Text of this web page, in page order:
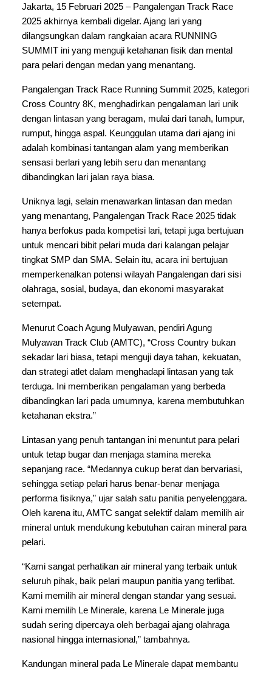
Jakarta, 15 Februari 2025 – Pangalengan Track Race
2025 akhirnya kembali digelar. Ajang lari yang
dilangsungkan dalam rangkaian acara RUNNING
SUMMIT ini yang menguji ketahanan fisik dan mental
para pelari dengan medan yang menantang.
Pangalengan Track Race Running Summit 2025, kategori
Cross Country 8K, menghadirkan pengalaman lari unik
dengan lintasan yang beragam, mulai dari tanah, lumpur,
rumput, hingga aspal. Keunggulan utama dari ajang ini
adalah kombinasi tantangan alam yang memberikan
sensasi berlari yang lebih seru dan menantang
dibandingkan lari jalan raya biasa.
Uniknya lagi, selain menawarkan lintasan dan medan
yang menantang, Pangalengan Track Race 2025 tidak
hanya berfokus pada kompetisi lari, tetapi juga bertujuan
untuk mencari bibit pelari muda dari kalangan pelajar
tingkat SMP dan SMA. Selain itu, acara ini bertujuan
memperkenalkan potensi wilayah Pangalengan dari sisi
olahraga, sosial, budaya, dan ekonomi masyarakat
setempat.
Menurut Coach Agung Mulyawan, pendiri Agung
Mulyawan Track Club (AMTC), “Cross Country bukan
sekadar lari biasa, tetapi menguji daya tahan, kekuatan,
dan strategi atlet dalam menghadapi lintasan yang tak
terduga. Ini memberikan pengalaman yang berbeda
dibandingkan lari pada umumnya, karena membutuhkan
ketahanan ekstra.”
Lintasan yang penuh tantangan ini menuntut para pelari
untuk tetap bugar dan menjaga stamina mereka
sepanjang race. “Medannya cukup berat dan bervariasi,
sehingga setiap pelari harus benar-benar menjaga
performa fisiknya,” ujar salah satu panitia penyelenggara.
Oleh karena itu, AMTC sangat selektif dalam memilih air
mineral untuk mendukung kebutuhan cairan mineral para
pelari.
“Kami sangat perhatikan air mineral yang terbaik untuk
seluruh pihak, baik pelari maupun panitia yang terlibat.
Kami memilih air mineral dengan standar yang sesuai.
Kami memilih Le Minerale, karena Le Minerale juga
sudah sering dipercaya oleh berbagai ajang olahraga
nasional hingga internasional,” tambahnya.
Kandungan mineral pada Le Minerale dapat membantu